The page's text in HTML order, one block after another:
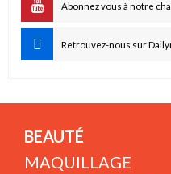
Abonnez vous à notre
Retrouvez-nous sur
BEAUTÉ
MAQUILLAGE